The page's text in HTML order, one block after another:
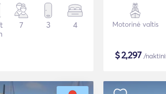
7 3 4 Motorinė valtis
$2,297 /